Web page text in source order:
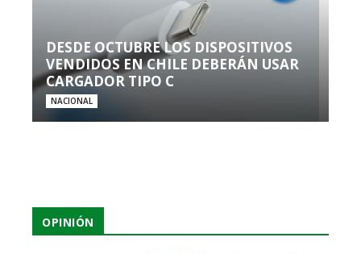
DESDE OCTUBRE LOS DISPOSITIVOS
VENDIDOS EN CHILE DEBERÁN USAR
CARGADOR TIPO C
NACIONAL
OPINIÓN